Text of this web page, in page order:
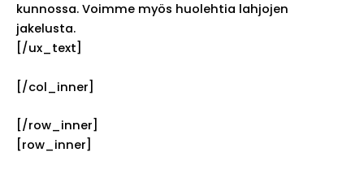
kunnossa. Voimme myös huolehtia lahjojen
jakelusta.
[/ux_text]
[/col_inner]
[/row_inner]
[row_inner]